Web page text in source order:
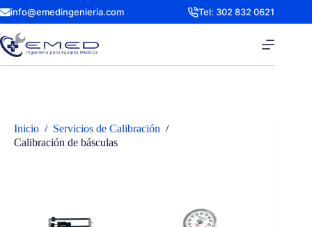
al
contenido
info@emedingenieria.com Tel: 302 832 0621
Inicio / Servicios de Calibración /
Calibración de básculas